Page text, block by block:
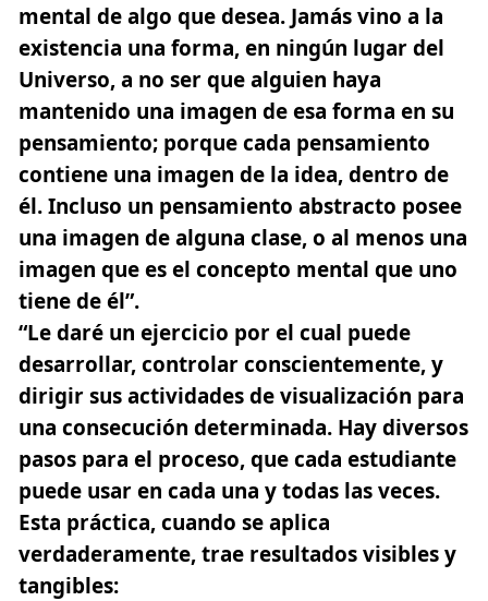
mental de algo que desea. Jamás vino a la
existencia una forma, en ningún lugar del
Universo, a no ser que alguien haya
mantenido una imagen de esa forma en su
pensamiento; porque cada pensamiento
contiene una imagen de la idea, dentro de
él. Incluso un pensamiento abstracto posee
una imagen de alguna clase, o al menos una
imagen que es el concepto mental que uno
tiene de él”.
“Le daré un ejercicio por el cual puede
desarrollar, controlar conscientemente, y
dirigir sus actividades de visualización para
una consecución determinada. Hay diversos
pasos para el proceso, que cada estudiante
puede usar en cada una y todas las veces.
Esta práctica, cuando se aplica
verdaderamente, trae resultados visibles y
tangibles: